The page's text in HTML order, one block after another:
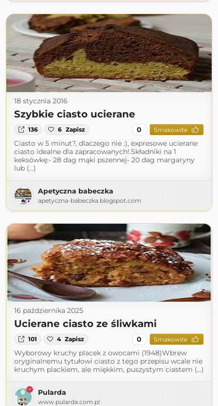
18 stycznia 2016
Szybkie ciasto ucierane
136 6 Zapisz 0 Smakowite
Ciasto w 5 minut?, dlaczego nie :), expresowe ucierane
ciasto idealne dla zapracowanych!.Składniki na 1
keksówkę:- 28 dag mąki pszennej- 20 dag margaryny
lub (...)
Apetyczna babeczka
apetyczna-babeczka.blogspot.com
16 października 2025
Ucierane ciasto ze śliwkami
101 4 Zapisz 0 Smakowite
Wyborowy kruchy placek z owocami (1948)Wbrew
oryginalnemu tytułowi ciasto z tego przepisu wcale nie
kruchym plackiem, ale miękkim, puszystym ciastem (...)
Pularda
www.pularda.com.pl